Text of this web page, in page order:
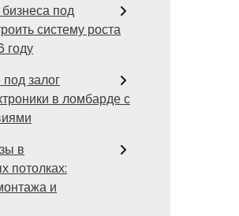
под
систему роста
году
залог
в ломбарде с
в
потолках:
и